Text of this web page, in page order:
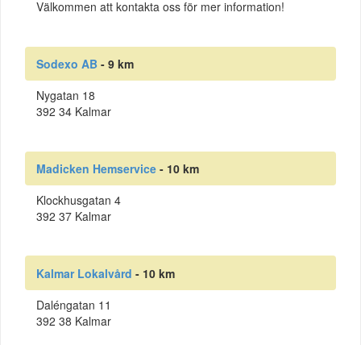
Välkommen att kontakta oss för mer information!
Sodexo AB - 9 km
Nygatan 18
392 34 Kalmar
Madicken Hemservice - 10 km
Klockhusgatan 4
392 37 Kalmar
Kalmar Lokalvård - 10 km
Daléngatan 11
392 38 Kalmar